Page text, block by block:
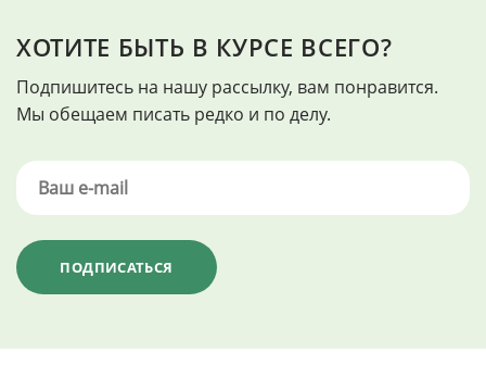
ХОТИТЕ БЫТЬ В КУРСЕ ВСЕГО?
Подпишитесь на нашу рассылку, вам понравится.
Мы обещаем писать редко и по делу.